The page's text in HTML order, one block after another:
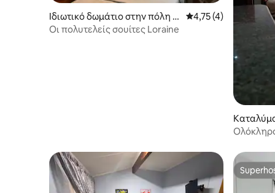
Ιδιωτικό δωμάτιο στην πόλη e
Malahleni
Μέση βαθμολογία:
4,75 (4)
Οι πολυτελείς σουίτες Loraine
lburg